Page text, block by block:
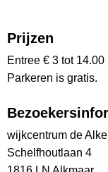
Prijzen
Entree € 3 tot
Parkeren is gratis.
wijkcentrum de
Schelfhoutlaan 4